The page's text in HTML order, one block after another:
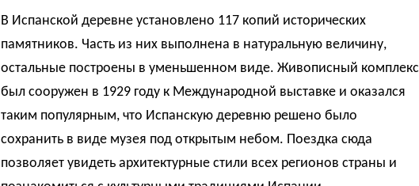
В Испанской деревне установлено 117 копий исторических
памятников. Часть из них выполнена в натуральную величину,
остальные построены в уменьшенном виде. Живописный комплекс
был сооружен в 1929 году к Международной выставке и оказался
таким популярным, что Испанскую деревню решено было
сохранить в виде музея под открытым небом. Поездка сюда
позволяет увидеть архитектурные стили всех регионов страны и